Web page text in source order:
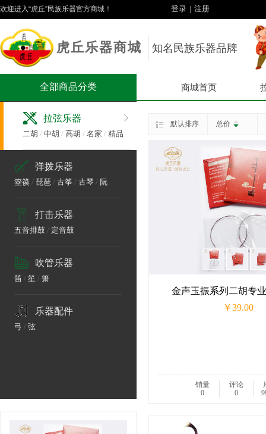
登录 | 注册
欢迎进入“虎丘”民族乐器官方商城！
虎丘乐器商城 知名民族乐器品牌
商城首页
全部商品分类
拉弦乐器
二胡 / 中胡 / 高胡 / 名家 / 精品
弹拨乐器
箜篌 / 琵琶 / 古筝 / 古琴 / 阮
打击乐器
五音排鼓 / 定音鼓
吹管乐器
笛 / 笙 / 箫
乐器配件
弓 / 弦
默认排序 总价
金声玉振系列二胡专
￥39.00
销量
0
评论
0